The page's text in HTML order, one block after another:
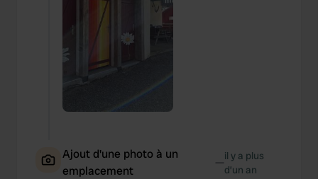
Ajout d'une photo à un
emplacement
—il y a plus
d’un an